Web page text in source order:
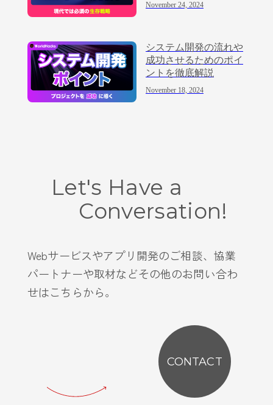
November 24, 2024
システム開発の流れや
成功させるためのポイ
ントを徹底解説
November 18, 2024
Let's Have a
Conversation!
Webサービスやアプリ開発のご相談、協業
パートナーや取材などその他のお問い合わ
せはこちらから。
CONTACT